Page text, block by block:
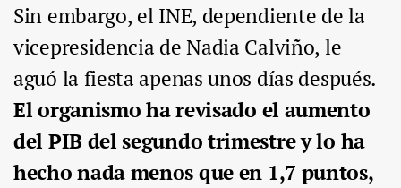
Sin embargo, el INE, dependiente de la
vicepresidencia de Nadia Calviño, le
aguó la fiesta apenas unos días después.
El organismo ha revisado el aumento
del PIB del segundo trimestre y lo ha
hecho nada menos que en 1,7 puntos,